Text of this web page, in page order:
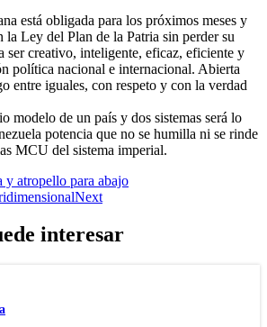
está obligada para los próximos meses y
la Ley del Plan de la Patria sin perder su
ser creativo, inteligente, eficaz, eficiente y
política nacional e internacional. Abierta
entre iguales, con respeto y con la verdad
modelo de un país y dos sistemas será lo
potencia que no se humilla ni se rinde
MCU del sistema imperial.
y atropello para abajo
Next
interesar